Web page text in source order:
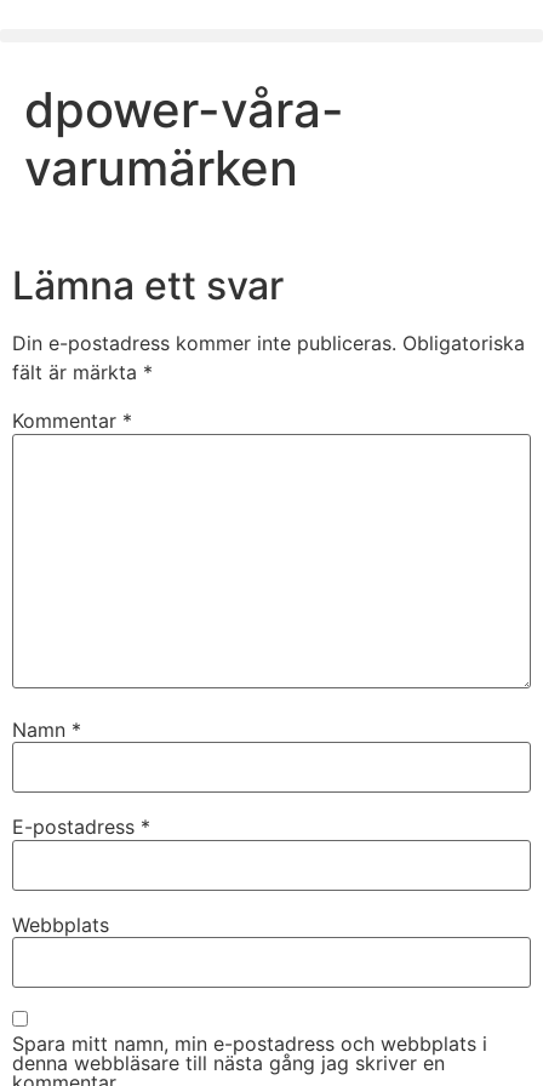
dpower-våra-
varumärken
Lämna ett svar
Din e-postadress kommer inte publiceras. Obligatoriska
fält är märkta *
Kommentar *
Namn *
E-postadress *
Webbplats
Spara mitt namn, min e-postadress och webbplats i
denna webbläsare till nästa gång jag skriver en
välja bort. De
fungera.